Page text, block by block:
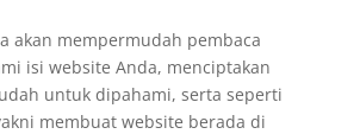
akan mempermudah pembaca
isi website Anda, menciptakan
untuk dipahami, serta seperti
membuat website berada di